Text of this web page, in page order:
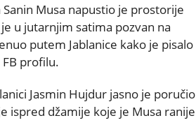
Musa napustio je prostorije
u jutarnjim satima pozvan na
putem Jablanice kako je pisalo
profilu.
Jasmin Hujdur jasno je poručio
ispred džamije koje je Musa ranije